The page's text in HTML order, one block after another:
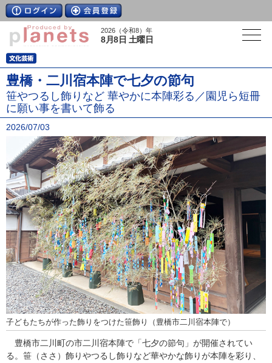
2026（令和8）年
8月8日 土曜日
豊橋・二川宿本陣で七夕の節句
笹やつるし飾りなど 華やかに本陣彩る／園児ら短冊
に願い事を書いて飾る
2026/07/03
子どもたちが作った飾りをつけた笹飾り（豊橋市二川宿本陣で）
豊橋市二川町の市二川宿本陣で「七夕の節句」が開催されてい
る。笹（ささ）飾りやつるし飾りなど華やかな飾りが本陣を彩り、